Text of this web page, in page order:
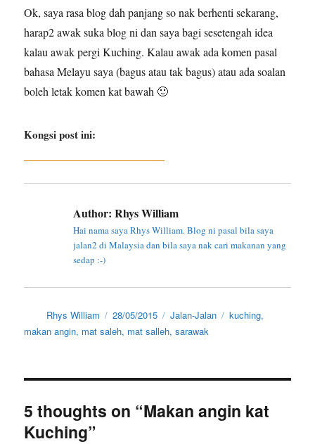
Ok, saya rasa blog dah panjang so nak berhenti sekarang,
harap2 awak suka blog ni dan saya bagi sesetengah idea
kalau awak pergi Kuching. Kalau awak ada komen pasal
bahasa Melayu saya (bagus atau tak bagus) atau ada soalan
boleh letak komen kat bawah 🙂
Kongsi post ini:
Author: Rhys William
Hai nama saya Rhys William. Blog ni pasal bila saya
jalan2 di Malaysia dan bila saya nak cari makanan yang
sedap :-)
Author
Rhys William
Posted
on
28/05/2015 Categories
Jalan-Jalan Tags
kuching,
makan angin, mat saleh, mat salleh,sarawak
5 thoughts on “Makan angin kat
Kuching”